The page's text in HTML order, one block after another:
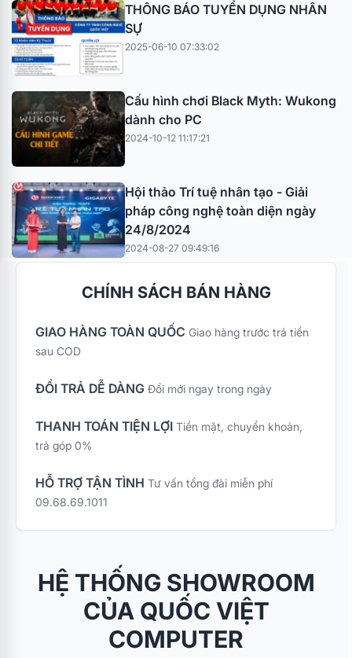
THÔNG BÁO TUYỂN DỤNG NHÂN
SỰ
2025-06-10 07:33:02
Cấu hình chơi Black Myth: Wukong
dành cho PC
2024-10-12 11:17:21
Hội thảo Trí tuệ nhân tạo - Giải
pháp công nghệ toàn diện ngày
24/8/2024
2024-08-27 09:49:16
CHÍNH SÁCH BÁN HÀNG
GIAO HÀNG TOÀN QUỐC Giao hàng trước trả tiền
sau COD
ĐỔI TRẢ DỄ DÀNG Đổi mới ngay trong ngày
THANH TOÁN TIỆN LỢI Tiền mặt, chuyển khoản,
trả góp 0%
HỖ TRỢ TẬN TÌNH Tư vấn tổng đài miễn phí
09.68.69.1011
HỆ THỐNG SHOWROOM
CỦA QUỐC VIỆT
COMPUTER